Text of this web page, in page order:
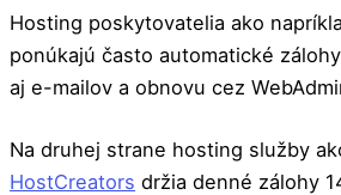
Hosting poskytovatelia ako
ponúkajú často automatické
aj e-mailov a obnovu cez
Na druhej strane hosting služby
HostCreators držia denné zálohy